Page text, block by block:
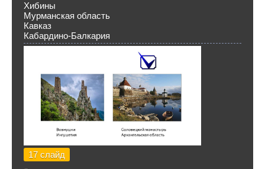
Хибины
Мурманская область
Кавказ
Кабардино-Балкария
17 слайд